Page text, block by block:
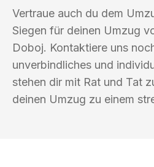
Vertraue auch du dem
Siegen für deinen Umzug
Doboj. Kontaktiere uns
unverbindliches und
stehen dir mit Rat und Tat
deinen Umzug zu einem